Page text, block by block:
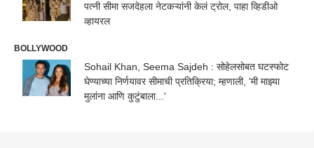
पत्नी सीमा सजदेहला नेटकऱ्यांनी केलं ट्रोल, पाहा व्हिडीओ
व्हायरल
BOLLYWOOD
Sohail Khan, Seema Sajdeh : सोहेलसोबत घटस्फोट
घेण्याच्या निर्णयावर सीमाची प्रतिक्रिया; म्हणाली, 'मी माझ्या
मुलांना आणि कुटुंबाला...'